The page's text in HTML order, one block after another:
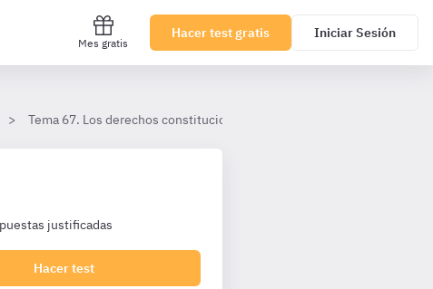
Mes gratis
Hacer test gratis Iniciar Sesión
Tema 67. Los derechos constitucionales de los empleados públicos
justificadas
Hacer test